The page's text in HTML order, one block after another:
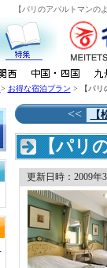
【パリのアパルトマンの
> お得な宿泊プラン > 【パリ
<<
【パリ
更新日時：2009年